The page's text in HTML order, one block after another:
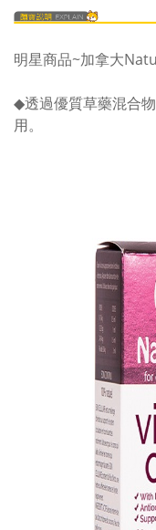
明星商品~加拿大
◆透過優質草藥混合
用。